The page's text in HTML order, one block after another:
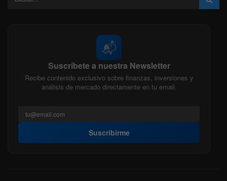
📬
Suscríbete a nuestra Newsletter
Recibe contenido exclusivo sobre finanzas, inversiones y
análisis de mercado directamente en tu email.
Suscribirme